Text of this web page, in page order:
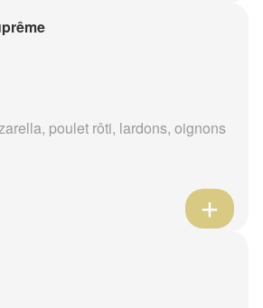
poulet rôti, lardons, oignons